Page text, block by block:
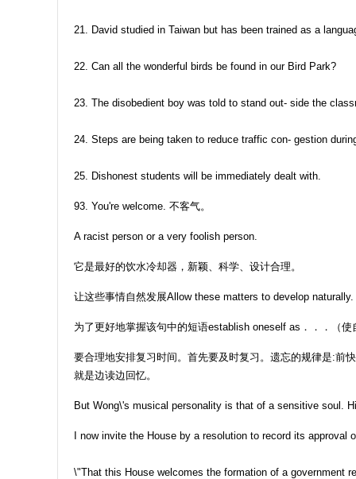
21. David studied in Taiwan but has been trained as a
22. Can all the wonderful birds be found in our Bird Park?
23. The disobedient boy was told to stand out- side the
24. Steps are being taken to reduce traffic con- gestion
25. Dishonest students will be immediately dealt with.
93. You're welcome. 不客气。
A racist person or a very foolish person.
它是最好的饮水冷却器，新颖、科学、设计合理。
让这些事情自然发展Allow these matters to develop naturally.
为了更好地掌握该句中的短语establish oneself as．．．（
要合理地安排复习时间。首先要及时复习。遗忘的规律是:前
就是边读边回忆。
But Wong\'s musical personality is that of a sensitive soul.
I now invite the House by a resolution to record its
\"That this House welcomes the formation of a government